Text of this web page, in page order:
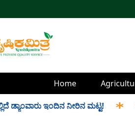
Home
ಇಂದಿನ ನೀರಿನ ಮಟ್ಟ!